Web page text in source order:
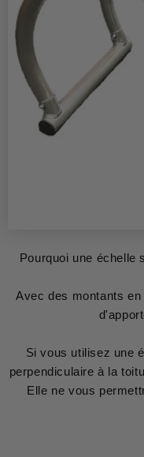
Pourquoi une échelle
Avec des montants
Si vous utilisez une
perpendiculaire à la
Elle ne vous